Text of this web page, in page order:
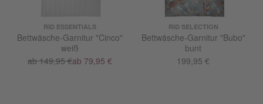
RID ESSENTIALS
Bettwäsche-Garnitur "Cinco"
weiß
ab 149,95 €ab 79,95 €
RID SELECTION
Bettwäsche-Garnitur "Bubo"
bunt
199,95 €